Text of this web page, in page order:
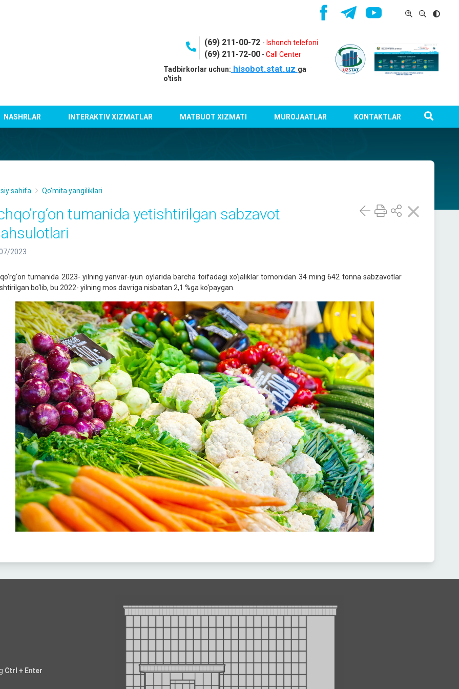
(69) 211-00-72 - Ishonch telefoni
(69) 211-72-00- Call Center
Tadbirkorlar uchun: hisobot.stat.uz ga
o'tish
NASHRLAR INTERAKTIV XIZMATLAR MATBUOT XIZMATI MUROJAATLAR KONTAKTLAR
sahifa Qo'mita yangiliklari
tumanida yetishtirilgan sabzavot
2023
tumanida 2023- yilning yanvar-iyun oylarida barcha toifadagi xo‘jaliklar tomonidan 34 ming 642 tonna sabzavotlar
bo‘lib, bu 2022- yilning mos davriga nisbatan 2,1 %ga ko‘paygan.
Ctrl + Enter